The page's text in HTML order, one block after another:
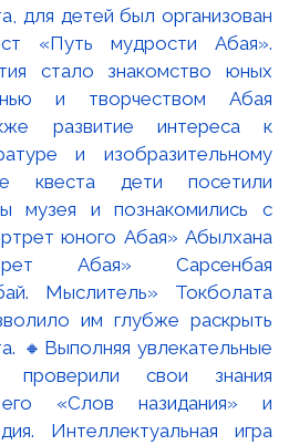
для детей был организован
«Путь мудрости Абая».
стало знакомство юных
и творчеством Абая
развитие интереса к
и изобразительному
квеста дети посетили
музея и познакомились с
юного Абая» Абылхана
Абая» Сарсенбая
Мыслитель» Токболата
им глубже раскрыть
🔸Выполняя увлекательные
проверили свои знания
«Слов назидания» и
Интеллектуальная игра